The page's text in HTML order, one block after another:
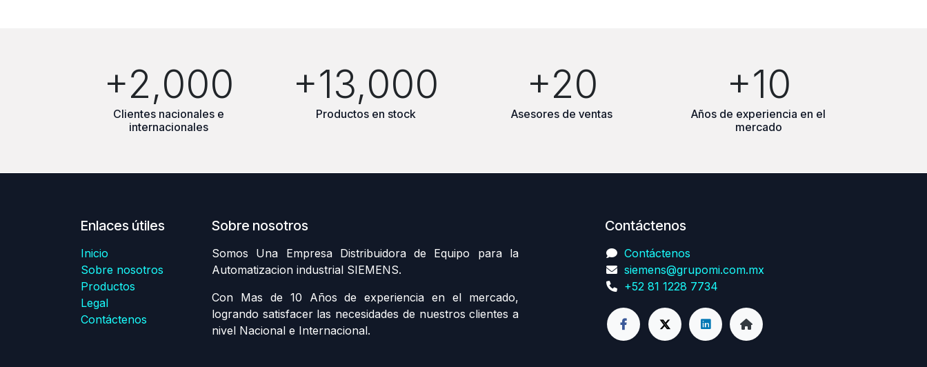
+2,000
Clientes nacionales e
internacionales
+13,000
Productos en stock
+20
Asesores de ventas
+10
Años de experiencia en el
mercado
Enlaces útiles
Inicio
Sobre nosotros
Productos
Legal
Contáctenos
Sobre nosotros
Somos Una Empresa Distribuidora de Equipo para la
Automatizacion industrial SIEMENS.
Con Mas de 10 Años de experiencia en el mercado,
logrando satisfacer las necesidades de nuestros clientes a
nivel Nacional e Internacional.
Contáctenos
Contáctenos
siemens@grupomi.com.mx
+52 81 1228 7734